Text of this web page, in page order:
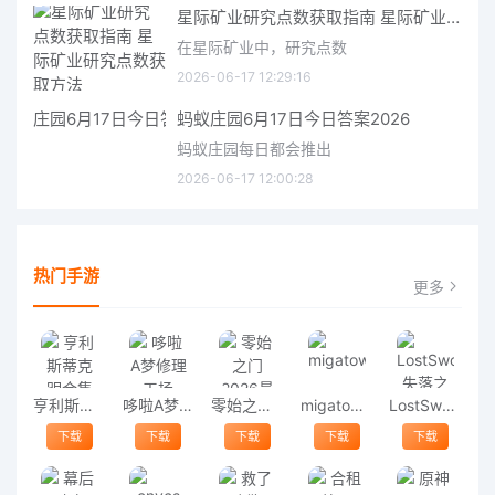
星际矿业研究点数获取指南 星际矿业研究点数获取方法
在星际矿业中，研究点数
2026-06-17 12:29:16
蚂蚁庄园6月17日今日答案2026
蚂蚁庄园每日都会推出
2026-06-17 12:00:28
热门手游 更多
亨利斯蒂克明合集
下载
哆啦A梦修理工场
下载
零始之门2026最新版
下载
migatowemyworld1.68
下载
LostSword失落之剑
下载